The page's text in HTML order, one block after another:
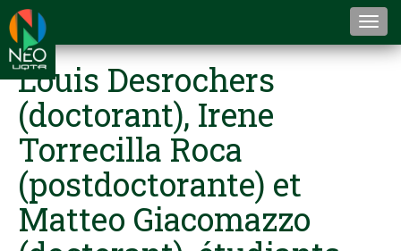
Louis Desrochers
(doctorant), Irene
Torrecilla Roca
(postdoctorante) et
Matteo Giacomazzo